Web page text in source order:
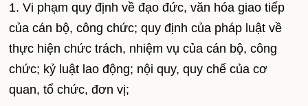
1. Vi phạm quy định về đạo đức, văn hóa giao tiếp
của cán bộ, công chức; quy định của pháp luật về
thực hiện chức trách, nhiệm vụ của cán bộ, công
chức; kỷ luật lao động; nội quy, quy chế của cơ
quan, tổ chức, đơn vị;